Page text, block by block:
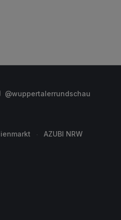
@wuppertalerrundschau
AZUBI NRW